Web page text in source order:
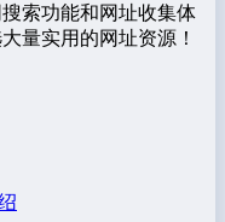
索功能和网址收集体
量实用的网址资源！